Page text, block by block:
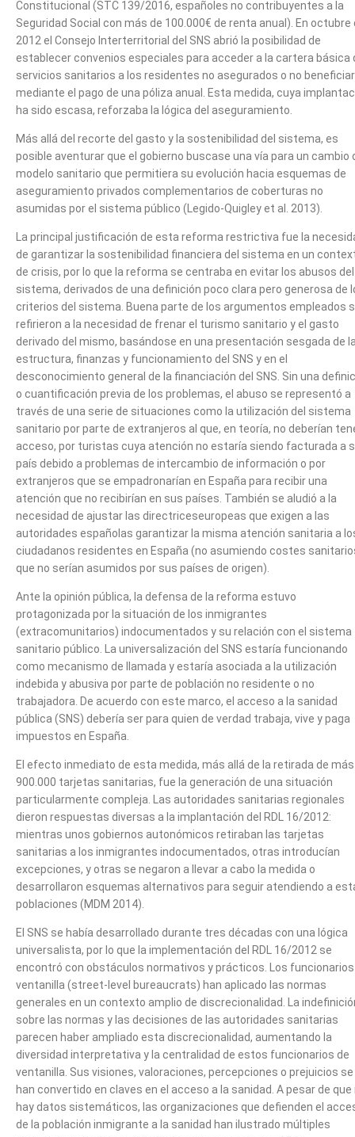
Constitucional (STC 139/2016, españoles no contribuyentes a la
Seguridad Social con más de 100.000€ de renta anual). En octubre
2012 el Consejo Interterritorial del SNS abrió la posibilidad de
establecer convenios especiales para acceder a la cartera básica
servicios sanitarios a los residentes no asegurados o no
mediante el pago de una póliza anual. Esta medida, cuya
ha sido escasa, reforzaba la lógica del aseguramiento.
Más allá del recorte del gasto y la sostenibilidad del sistema, es
posible aventurar que el gobierno buscase una vía para un cambio
modelo sanitario que permitiera su evolución hacia esquemas de
aseguramiento privados complementarios de coberturas no
asumidas por el sistema público (Legido-Quigley et al. 2013).
La principal justificación de esta reforma restrictiva fue la
de garantizar la sostenibilidad financiera del sistema en un
de crisis, por lo que la reforma se centraba en evitar los abusos del
sistema, derivados de una definición poco clara pero generosa de
criterios del sistema. Buena parte de los argumentos empleados
refirieron a la necesidad de frenar el turismo sanitario y el gasto
derivado del mismo, basándose en una presentación sesgada de
estructura, finanzas y funcionamiento del SNS y en el
desconocimiento general de la financiación del SNS. Sin una
o cuantificación previa de los problemas, el abuso se representó a
través de una serie de situaciones como la utilización del sistema
sanitario por parte de extranjeros al que, en teoría, no deberían
acceso, por turistas cuya atención no estaría siendo facturada a
país debido a problemas de intercambio de información o por
extranjeros que se empadronarían en España para recibir una
atención que no recibirían en sus países. También se aludió a la
necesidad de ajustar las directriceseuropeas que exigen a las
autoridades españolas garantizar la misma atención sanitaria a
ciudadanos residentes en España (no asumiendo costes
que no serían asumidos por sus países de origen).
Ante la opinión pública, la defensa de la reforma estuvo
protagonizada por la situación de los inmigrantes
(extracomunitarios) indocumentados y su relación con el sistema
sanitario público. La universalización del SNS estaría funcionando
como mecanismo de llamada y estaría asociada a la utilización
indebida y abusiva por parte de población no residente o no
trabajadora. De acuerdo con este marco, el acceso a la sanidad
pública (SNS) debería ser para quien de verdad trabaja, vive y paga
impuestos en España.
El efecto inmediato de esta medida, más allá de la retirada de
900.000 tarjetas sanitarias, fue la generación de una situación
particularmente compleja. Las autoridades sanitarias regionales
dieron respuestas diversas a la implantación del RDL 16/2012:
mientras unos gobiernos autonómicos retiraban las tarjetas
sanitarias a los inmigrantes indocumentados, otras introducían
excepciones, y otras se negaron a llevar a cabo la medida o
desarrollaron esquemas alternativos para seguir atendiendo a
poblaciones (MDM 2014).
El SNS se había desarrollado durante tres décadas con una lógica
universalista, por lo que la implementación del RDL 16/2012 se
encontró con obstáculos normativos y prácticos. Los
ventanilla (street-level bureaucrats) han aplicado las normas
generales en un contexto amplio de discrecionalidad. La
sobre las normas y las decisiones de las autoridades sanitarias
parecen haber ampliado esta discrecionalidad, aumentando la
diversidad interpretativa y la centralidad de estos funcionarios de
ventanilla. Sus visiones, valoraciones, percepciones o prejuicios se
han convertido en claves en el acceso a la sanidad. A pesar de que
hay datos sistemáticos, las organizaciones que defienden el
de la población inmigrante a la sanidad han ilustrado múltiples